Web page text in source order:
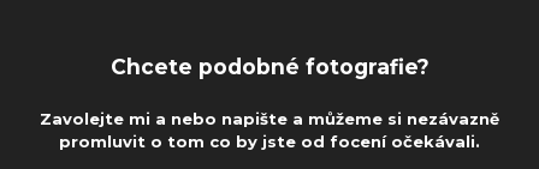
Chcete podobné fotografie?
Zavolejte mi a nebo napište a můžeme si nezávazně
promluvit o tom co by jste od focení očekávali.